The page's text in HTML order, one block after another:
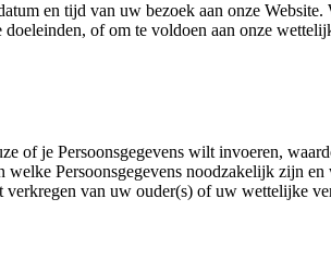
en tijd van uw bezoek aan onze
of om te voldoen aan onze
of je Persoonsgegevens wilt invoeren,
welke Persoonsgegevens noodzakelijk zijn
verkregen van uw ouder(s) of uw wettelijke